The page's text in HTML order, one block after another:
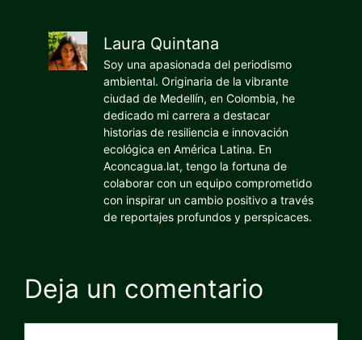
Laura Quintana
Soy una apasionada del periodismo
ambiental. Originaria de la vibrante
ciudad de Medellín, en Colombia, he
dedicado mi carrera a destacar
historias de resiliencia e innovación
ecológica en América Latina. En
Aconcagua.lat, tengo la fortuna de
colaborar con un equipo comprometido
con inspirar un cambio positivo a través
de reportajes profundos y perspicaces.
Deja un comentario